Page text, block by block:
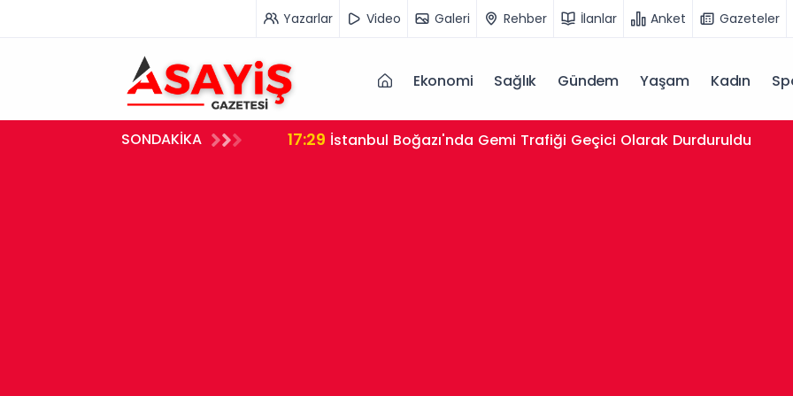
Yazarlar Video Galeri Rehber İlanlar Anket Gazeteler
Ekonomi Sağlık Gündem Yaşam Kadın
SONDAKİKA 17:29 İstanbul Boğazı'nda Gemi Trafiği Geçici Olarak Durduruldu